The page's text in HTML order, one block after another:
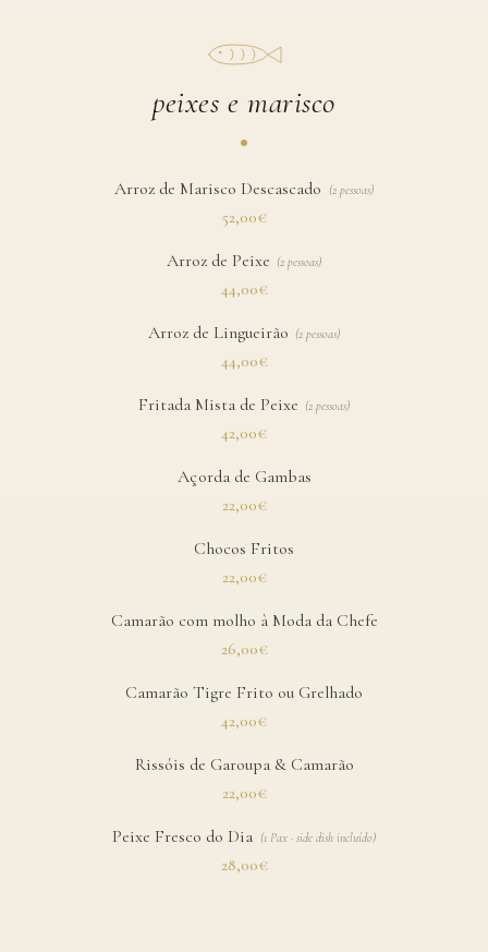
peixes e marisco
Arroz de Marisco Descascado (2 pessoas)
52,00€
Arroz de Peixe (2 pessoas)
44,00€
Arroz de Lingueirão (2 pessoas)
44,00€
Fritada Mista de Peixe (2 pessoas)
42,00€
Açorda de Gambas
22,00€
Chocos Fritos
22,00€
Camarão com molho à Moda da Chefe
26,00€
Camarão Tigre Frito ou Grelhado
42,00€
Rissóis de Garoupa & Camarão
22,00€
Peixe Fresco do Dia (1 Pax · side dish incluído)
28,00€